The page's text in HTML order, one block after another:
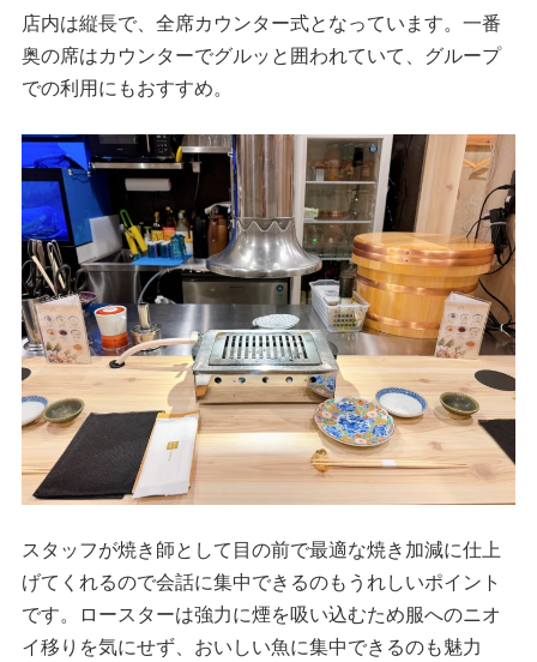
店内は縦長で、全席カウンター式となっています。一番
奥の席はカウンターでグルッと囲われていて、グループ
での利用にもおすすめ。
スタッフが焼き師として目の前で最適な焼き加減に仕上
げてくれるので会話に集中できるのもうれしいポイント
です。ロースターは強力に煙を吸い込むため服へのニオ
イ移りを気にせず、おいしい魚に集中できるのも魅力